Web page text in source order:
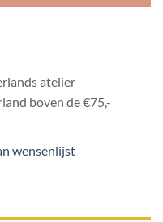
atelier
boven de €75,-
wensenlijst